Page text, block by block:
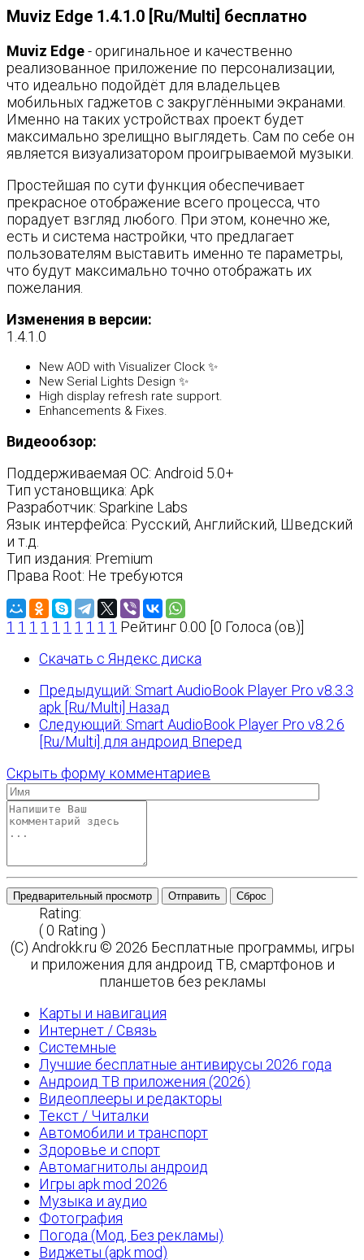
Muviz Edge 1.4.1.0 [Ru/Multi] бесплатно
Muviz Edge- оригинальное и качественно
реализованное приложение по персонализации,
что идеально подойдёт для владельцев
мобильных гаджетов с закруглёнными экранами.
Именно на таких устройствах проект будет
максимально зрелищно выглядеть. Сам по себе он
является визуализатором проигрываемой музыки.
Простейшая по сути функция обеспечивает
прекрасное отображение всего процесса, что
порадует взгляд любого. При этом, конечно же,
есть и система настройки, что предлагает
пользователям выставить именно те параметры,
что будут максимально точно отображать их
пожелания.
Изменения в версии:
1.4.1.0
New AOD with Visualizer Clock ✨
New Serial Lights Design ✨
High display refresh rate support.
Enhancements & Fixes.
Видеообзор:
Поддерживаемая ОС: Android 5.0+
Тип установщика: Apk
Разработчик: Sparkine Labs
Язык интерфейса: Русский, Английский, Шведский
и т.д.
Тип издания: Premium
Права Root: Не требуются
1 1 1 1 1 1 1 1 1 1 Рейтинг 0.00 [0 Голоса (ов)]
Скачать с Яндекс диска
Предыдущий: Smart AudioBook Player Pro v8.3.3
apk [Ru/Multi] Назад
Следующий: Smart AudioBook Player Pro v8.2.6
[Ru/Multi] для андроид Вперед
Скрыть форму комментариев
Предварительный просмотр Отправить Сброс
Rating:
( 0 Rating )
(C) Androkk.ru © 2026 Бесплатные программы, игры
и приложения для андроид ТВ, смартфонов и
планшетов без рекламы
Карты и навигация
Интернет / Связь
Системные
Лучшие бесплатные антивирусы 2026 года
Андроид ТВ приложения (2026)
Видеоплееры и редакторы
Текст / Читалки
Автомобили и транспорт
Здоровье и спорт
Автомагнитолы андроид
Игры apk mod 2026
Музыка и аудио
Фотография
Погода (Мод, Без рекламы)
Виджеты (apk mod)